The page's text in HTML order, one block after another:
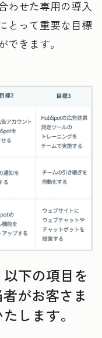
わせた専用の導入
とって重要な目標
きます。
下の項目を
がお客さま
します。